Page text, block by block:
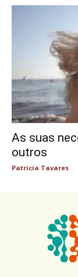
As suas
outros
Patricia Tavares